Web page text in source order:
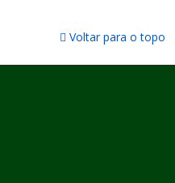
Voltar para o topo